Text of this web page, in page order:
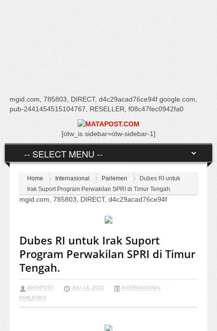
mgid.com, 785803, DIRECT, d4c29acad76ce94f google.com,
pub-2441454515104767, RESELLER, f08c47fec0942fa0
[otw_is sidebar=otw-sidebar-1]
Home Internasional Parlemen
Dubes RI untuk
Irak Suport Program Perwakilan SPRI di Timur Tengah.
mgid.com, 785803, DIRECT, d4c29acad76ce94f
Dubes RI untuk Irak Suport
Program Perwakilan SPRI di Timur
Tengah.
MATAPOST JULI 14, 2023 INTERNASIONAL
,
PARLEMEN